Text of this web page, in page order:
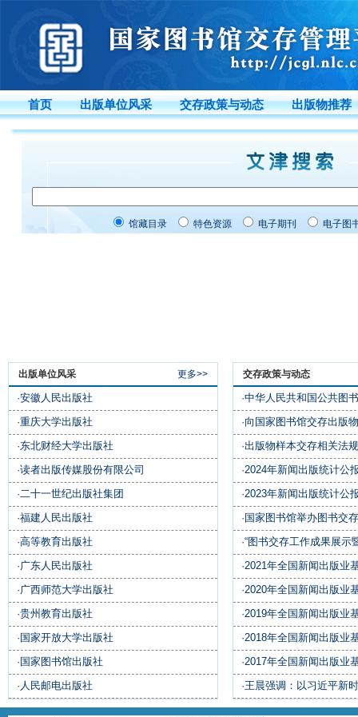
首页 出版单位风采 交存政策与动态 出版物推荐
出版单位风采 更多>>
·安徽人民出版社
·重庆大学出版社
·东北财经大学出版社
·读者出版传媒股份有限公司
·二十一世纪出版社集团
·福建人民出版社
·高等教育出版社
·广东人民出版社
·广西师范大学出版社
·贵州教育出版社
· 国家开放大学出版社
· 国家图书馆出版社
· 人民邮电出版社
交存政策与动态
·中华人民共和国公共图
·向国家图书馆交存出版
·出版物样本交存相关法
·2024年新闻出版统计公
·2023年新闻出版统计公
· 国家图书馆举办图书交
·“图书交存工作成果展示
·2021年全国新闻出版业
·2020年全国新闻出版业
·2019年全国新闻出版业
·2018年全国新闻出版业
·2017年全国新闻出版业
·王晨强调：以习近平新